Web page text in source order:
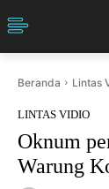
Beranda Lintas
LINTAS VIDIO
Oknum
Warung